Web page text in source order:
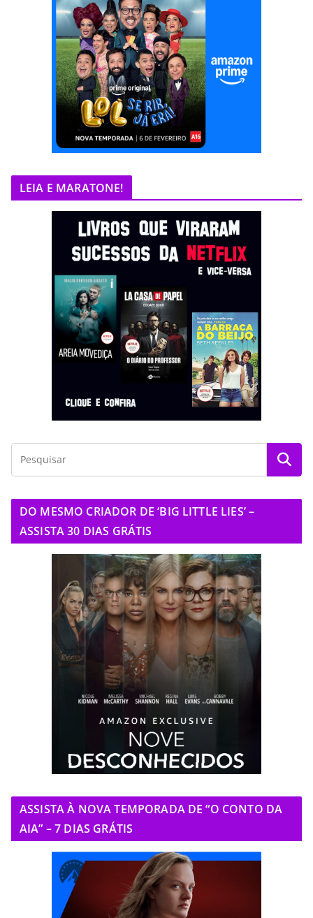
LEIA E MARATONE!
DO MESMO CRIADOR DE ‘BIG LITTLE LIES’ –
ASSISTA 30 DIAS GRÁTIS
ASSISTA À NOVA TEMPORADA DE “O CONTO DA
AIA” – 7 DIAS GRÁTIS